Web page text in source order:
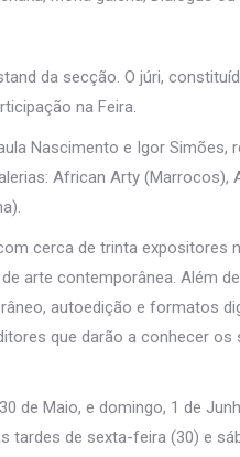
da secção. O júri,
na Feira.
Nascimento e Igor Simões,
African Arty (Marrocos),
cerca de trinta expositores
arte contemporânea. Além
autoedição e formatos
que darão a conhecer os
de Maio, e domingo, 1 de
tardes de sexta-feira (30) e